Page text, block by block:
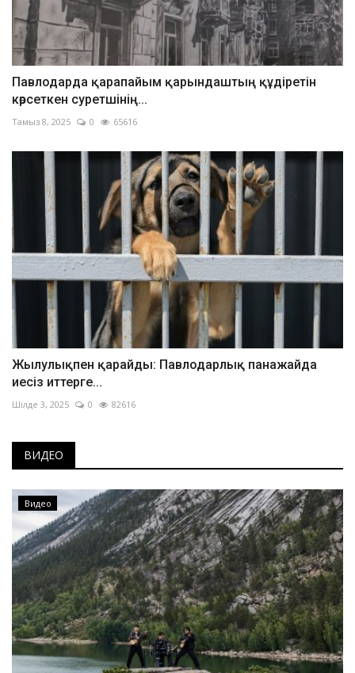
Павлодарда қарапайым қарындаштың құдіретін
көрсеткен суретшінің...
Тамыз 8, 2025 0 65616
Жылулықпен қарайды: Павлодарлық панажайда
иесіз иттерге...
Шілде 3, 2025 0 82616
ВИДЕО
Видео